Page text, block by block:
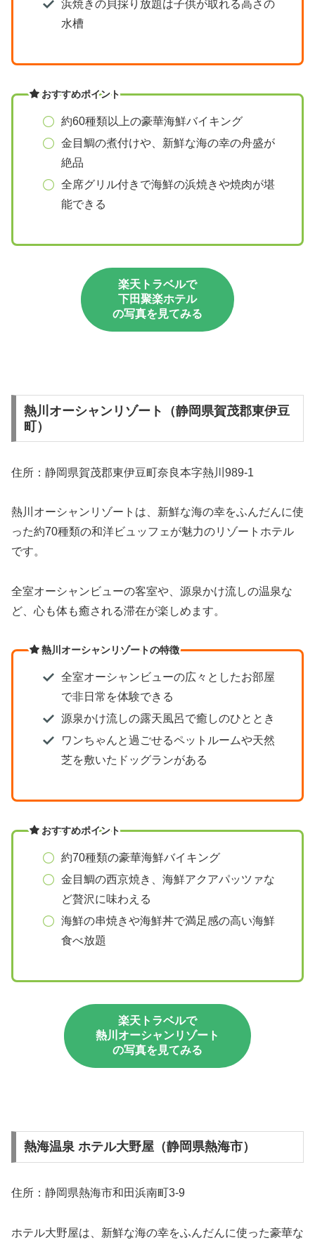
浜焼きの貝採り放題は子供が取れる高さの
水槽
おすすめポイント
約60種類以上の豪華海鮮バイキング
金目鯛の煮付けや、新鮮な海の幸の舟盛が
絶品
全席グリル付きで海鮮の浜焼きや焼肉が堪
能できる
楽天トラベルで
下田聚楽ホテル
の写真を見てみる
熱川オーシャンリゾート（静岡県賀茂郡東伊豆
町）
住所：静岡県賀茂郡東伊豆町奈良本字熱川989-1
熱川オーシャンリゾートは、新鮮な海の幸をふんだんに使
った約70種類の和洋ビュッフェが魅力のリゾートホテル
です。
全室オーシャンビューの客室や、源泉かけ流しの温泉な
ど、心も体も癒される滞在が楽しめます。
熱川オーシャンリゾートの特徴
全室オーシャンビューの広々としたお部屋
で非日常を体験できる
源泉かけ流しの露天風呂で癒しのひととき
ワンちゃんと過ごせるペットルームや天然
芝を敷いたドッグランがある
おすすめポイント
約70種類の豪華海鮮バイキング
金目鯛の西京焼き、海鮮アクアパッツァな
ど贅沢に味わえる
海鮮の串焼きや海鮮丼で満足感の高い海鮮
食べ放題
楽天トラベルで
熱川オーシャンリゾート
の写真を見てみる
熱海温泉 ホテル大野屋（静岡県熱海市）
住所：静岡県熱海市和田浜南町3-9
ホテル大野屋は、新鮮な海の幸をふんだんに使った豪華な